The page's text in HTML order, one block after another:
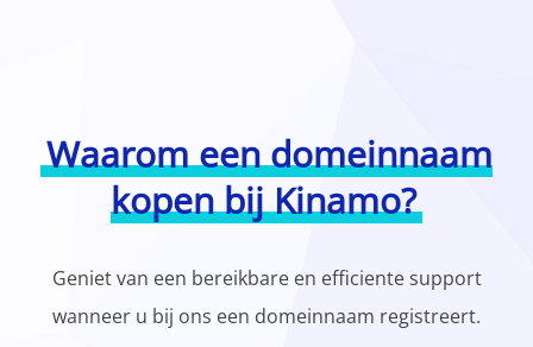
Waarom een domeinnaam
kopen bij Kinamo?
Geniet van een bereikbare en efficiente support
wanneer u bij ons een domeinnaam registreert.